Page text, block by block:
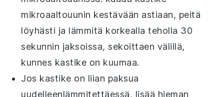
mikroaaltouunin kestävään astiaan, peitä
löyhästi ja lämmitä korkealla teholla 30
sekunnin jaksoissa, sekoittaen välillä,
kunnes kastike on kuumaa.
Jos kastike on liian paksua
uudelleenlämmitettäessä, lisää hieman